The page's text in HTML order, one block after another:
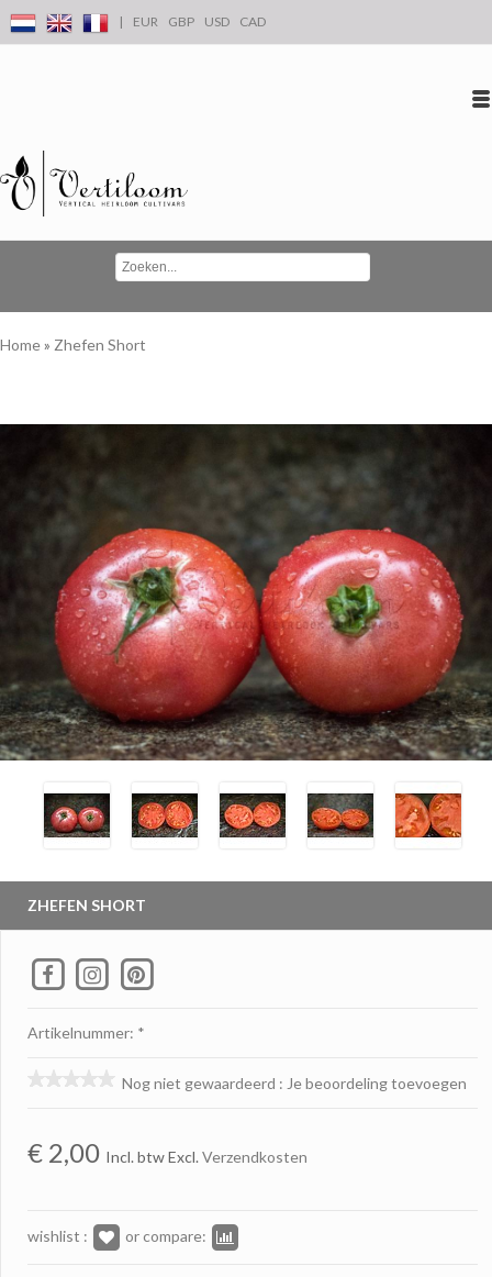
| EUR GBP USD CAD
Home» Zhefen Short
ZHEFEN SHORT
Artikelnummer: *
Nog niet gewaardeerd : Je beoordeling toevoegen
€ 2,00 Incl. btw Excl. Verzendkosten
wishlist : or compare: